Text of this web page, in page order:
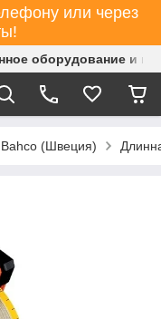
или через
оборудование и
(Швеция)